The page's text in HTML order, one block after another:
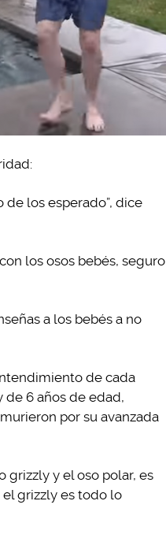
de los esperado”, dice
los osos bebés, seguro
a los bebés a no
de cada
de 6 años de edad,
por su avanzada
grizzly y el oso polar, es
grizzly es todo lo